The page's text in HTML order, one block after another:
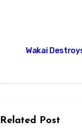
Wakai
Related Post